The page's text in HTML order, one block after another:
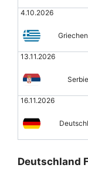
4.10.2026
13.11.2026
16.11.2026
Deutschland